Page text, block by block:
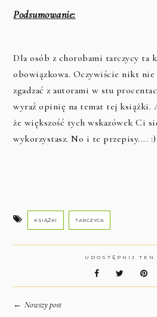
Podsumowanie:
Dla osób z chorobami tarczycy ta
obowiązkowa. Oczywiście nikt nie
zgadzać z autorami w stu
wyraź opinię na temat tej książki.
że większość tych wskazówek Ci
wykorzystasz. No i te przepisy.... :)
KSIĄŻKI TARCZYCA
UDOSTĘPNIJ TEN
← Nowszy post